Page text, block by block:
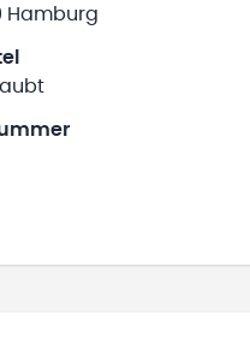
Hamburg